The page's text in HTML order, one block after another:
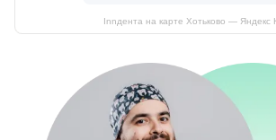
Innдента на карте Хотьково — Яндекс